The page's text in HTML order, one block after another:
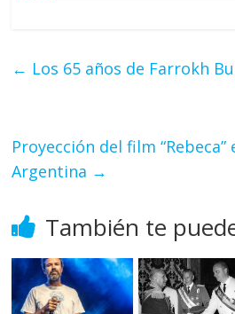
← Los 65 años de Farrokh
Proyección del film
Argentina →
También te